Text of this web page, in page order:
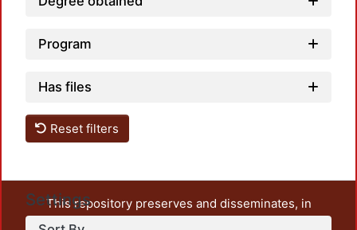
Program
Has files
Reset filters
Settings
This repository preserves and disseminates, in
unrestricted open access, the teaching and research